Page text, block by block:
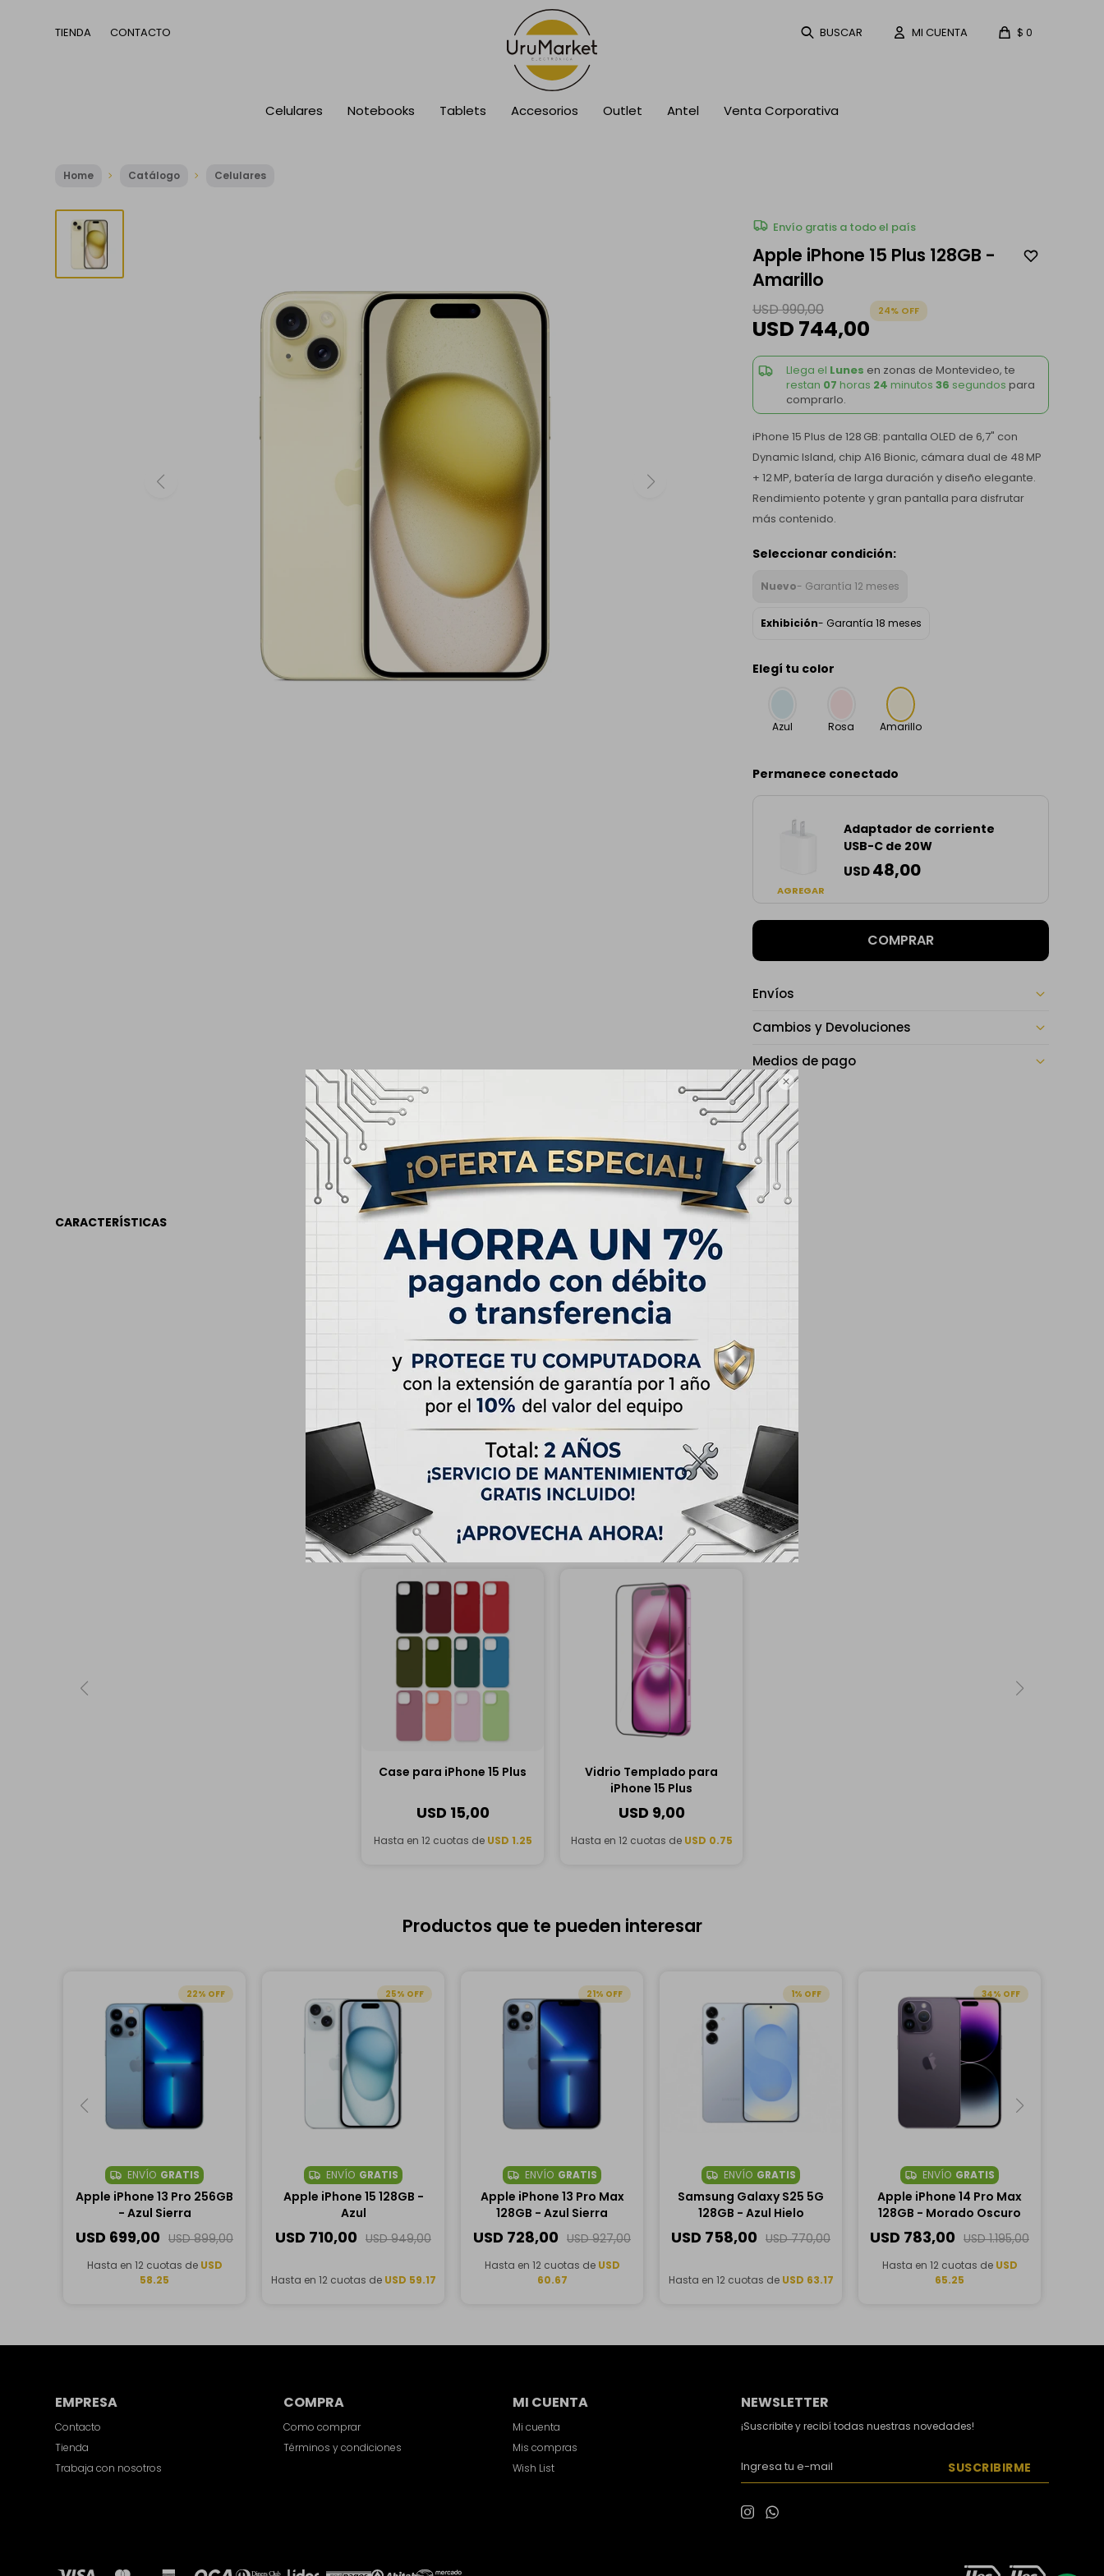

Celulares Notebooks Tablets Accesorios Outlet Antel Venta Corporativa
$ 0
TIENDA CONTACTO
Home Catálogo Celulares
Envío gratis a todo el país
Apple iPhone 15 Plus 128GB -
Amarillo
USD 744,00
USD990,00 24
Llega el Lunes en zonas de Montevideo, te
restan 07 horas 24 minutos36 segundos para
comprarlo.
iPhone 15 Plus de 128 GB: pantalla OLED de 6,7" con
Dynamic Island, chip A16 Bionic, cámara dual de 48 MP
+ 12 MP, batería de larga duración y diseño elegante.
Rendimiento potente y gran pantalla para disfrutar
más contenido.
Seleccionar condición:
Nuevo- Garantía 12 meses
Exhibición- Garantía 18 meses
Elegí tu color
Azul Rosa Amarillo
Permanece conectado
AGREGAR
Adaptador de corriente
USB-C de 20W
USD48,00
COMPRAR
Envíos
Cambios y Devoluciones
Medios de pago
Especificaciones
CARACTERÍSTICAS
Capacidad
128 GB
Modelo
iPhone 15 Plus
Pantalla
6.7"
Memoria RAM
6 GB
Completá tu compra
Case para iPhone 15 Plus
USD 15,00
Hasta en 12 cuotas de USD 1.25
Vidrio Templado para
iPhone 15 Plus
USD 9,00
Hasta en 12 cuotas de USD 0.75
Productos que te pueden interesar
22
ENVÍO GRATIS
Apple iPhone 13 Pro 256GB
- Azul Sierra
USD 699,00 USD 899,00
Hasta en 12 cuotas de USD
58.25
25
ENVÍO GRATIS
Apple iPhone 15 128GB -
Azul
USD 710,00 USD 949,00
Hasta en 12 cuotas de USD 59.17
21
ENVÍO GRATIS
Apple iPhone 13 Pro Max
128GB - Azul Sierra
USD 728,00 USD 927,00
Hasta en 12 cuotas de USD
60.67
1
ENVÍO GRATIS
Samsung Galaxy S25 5G
128GB - Azul Hielo
USD 758,00 USD 770,00
Hasta en 12 cuotas de USD 63.17
34
ENVÍO GRATIS
Apple iPhone 14 Pro Max
128GB - Morado Oscuro
USD 783,00 USD 1.195,00
Hasta en 12 cuotas de USD
65.25
EMPRESA
Contacto
Tienda
Trabaja con nosotros
COMPRA
Como comprar
Términos y condiciones
MI CUENTA
Mi cuenta
Mis compras
Wish List
NEWSLETTER
¡Suscribite y recibí todas nuestras novedades!
SUSCRIBIRME
 